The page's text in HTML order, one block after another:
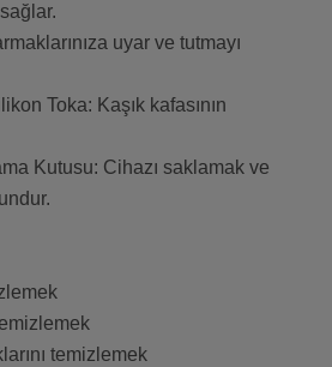
uyar ve tutmayı
Toka: Kaşık kafasının
Kutusu: Cihazı saklamak ve
temizlemek